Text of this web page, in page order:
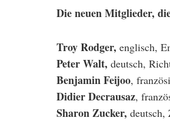
Die neuen Mitglieder,
Troy Rodger, englisch,
Peter Walt, deutsch,
Benjamin Feijoo,
Didier Decrausaz,
Sharon Zucker, deutsch,